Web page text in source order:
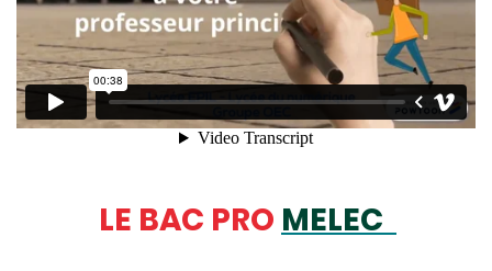
LE BAC PRO MELEC